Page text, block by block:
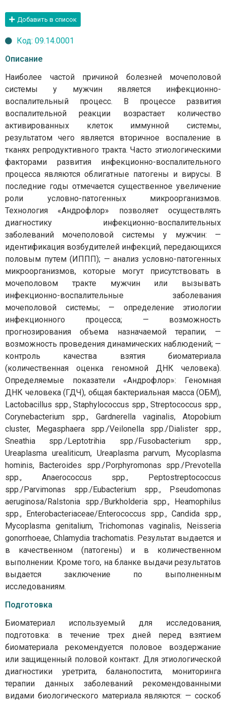
Добавить в список
Код: 09.14.0001
Описание
Наиболее частой причиной болезней мочеполовой
системы у мужчин является инфекционно-
воспалительный процесс. В процессе развития
воспалительной реакции возрастает количество
активированных клеток иммунной системы,
результатом чего является вторичное воспаление в
тканях репродуктивного тракта. Часто этиологическими
факторами развития инфекционно-воспалительного
процесса являются облигатные патогены и вирусы. В
последние годы отмечается существенное увеличение
роли условно-патогенных микроорганизмов.
Технология «Андрофлор» позволяет осуществлять
диагностику инфекционно-воспалительных
заболеваний мочеполовой системы у мужчин: —
идентификация возбудителей инфекций, передающихся
половым путем (ИППП); — анализ условно-патогенных
микроорганизмов, которые могут присутствовать в
мочеполовом тракте мужчин или вызывать
инфекционно-воспалительные заболевания
мочеполовой системы; — определение этиологии
инфекционного процесса; — возможность
прогнозирования объема назначаемой терапии; —
возможность проведения динамических наблюдений; —
контроль качества взятия биоматериала
(количественная оценка геномной ДНК человека).
Определяемые показатели «Андрофлор»: Геномная
ДНК человека (ГДЧ), общая бактериальная масса (ОБМ),
Lactobacillus spp., Staphylococcus spp., Streptococcus spp.,
Corynebacterium spp., Gardnerella vaginalis, Atopobium
cluster, Megasphaera spp./Veilonella spp./Dialister spp.,
Sneathia spp./Leptotrihia spp./Fusobacterium spp.,
Ureaplasma urealiticum, Ureaplasma parvum, Mycoplasma
hominis, Bacteroides spp./Porphyromonas spp./Prevotella
spp., Anaerococcus spp., Peptostreptococcus
spp./Parvimonas spp./Eubacterium spp., Pseudomonas
aeruginosa/Ralstonia spp./Burkholderia spp., Heamophilus
spp., Enterobacteriaceae/Enterococcus spp., Candida spp.,
Mycoplasma genitalium, Trichomonas vaginalis, Neisseria
gonorrhoeae, Chlamydia trachomatis. Результат выдается и
в качественном (патогены) и в количественном
выполнении. Кроме того, на бланке выдачи результатов
выдается заключение по выполненным
исследованиям.
Подготовка
Биоматериал используемый для исследования,
подготовка: в течение трех дней перед взятием
биоматериала рекомендуется половое воздержание
или защищенный половой контакт. Для этиологической
диагностики уретрита, баланопостита, мониторинга
терапии данных заболеваний рекомендованными
видами биологического материала являются: — соскоб